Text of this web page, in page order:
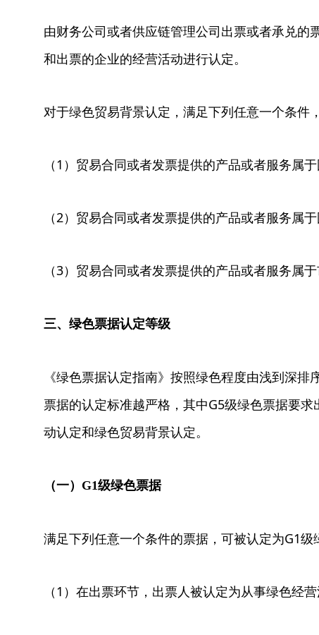
由财务公司或者供应链管理公司出票或者承兑
和出票的企业的经营活动进行认定。
对于绿色贸易背景认定，满足下列任意一个条件
（1）贸易合同或者发票提供的产品或者服务属
（2）贸易合同或者发票提供的产品或者服务属
（3）贸易合同或者发票提供的产品或者服务属
三、绿色票据认定等级
《绿色票据认定指南》按照绿色程度由浅到深
票据的认定标准越严格，其中G5级绿色票据要
动认定和绿色贸易背景认定。
（一）G1级绿色票据
满足下列任意一个条件的票据，可被认定为G1级
（1）在出票环节，出票人被认定为从事绿色经营